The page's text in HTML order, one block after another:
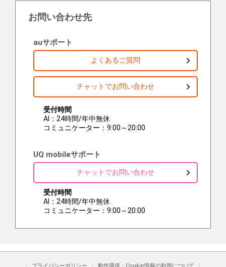
お問い合わせ先
auサポート
よくあるご質問
チャットでお問い合わせ
受付時間
AI：24時間/年中無休
コミュニケーター：9:00～20:00
UQ mobileサポート
チャットでお問い合わせ
受付時間
AI：24時間/年中無休
コミュニケーター：9:00～20:00